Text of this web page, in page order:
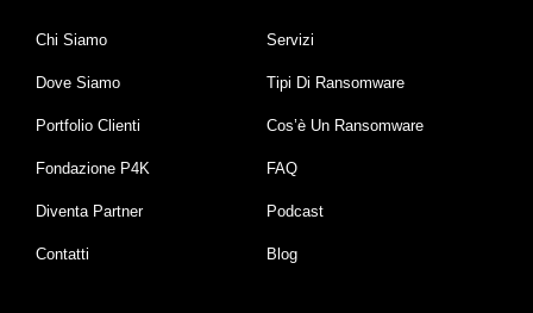
Chi Siamo
Dove Siamo
Portfolio Clienti
Fondazione P4K
Diventa Partner
Contatti
Servizi
Tipi Di Ransomware
Cos’è Un Ransomware
FAQ
Podcast
Blog